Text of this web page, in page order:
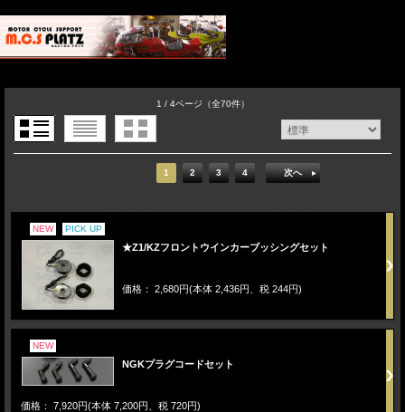
1 / 4ページ（全70件）
1 2 3 4 次へ
NEW PICK UP
★Z1/KZフロントウインカーブッシングセット
価格： 2,680円(本体 2,436円、税 244円)
NEW
NGKプラグコードセット
価格： 7,920円(本体 7,200円、税 720円)